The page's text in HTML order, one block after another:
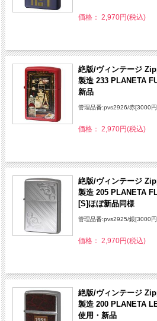
価格： 2,970円(税込)
絶版/ヴィンテージ
製造 233 PLANETA
新品
管理品番:pvs2926/赤[3000
価格： 2,970円(税込)
絶版/ヴィンテージ
製造 205 PLANETA
[S]ほぼ新品同様
管理品番:pvs2925/銀[3000
価格： 2,970円(税込)
絶版/ヴィンテージ
製造 200 PLANETA
使用・新品